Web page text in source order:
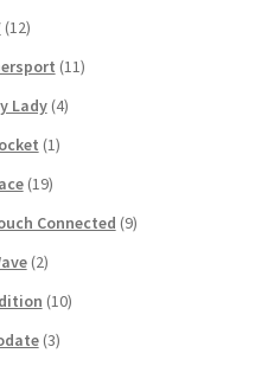
(12)
(11)
Lady (4)
(1)
(19)
Connected (9)
(2)
(10)
(3)